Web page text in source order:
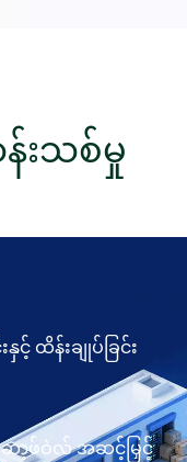
သစ်မှု
ည်ပို့ဆောင်ခြင်း။
းနှင့် ပို့ဆောင်ပေး
နှင့် ထိန်းချုပ်ခြင်း
ဆော့ဖ်ဝဲလ် အဆင့်မြှင့်